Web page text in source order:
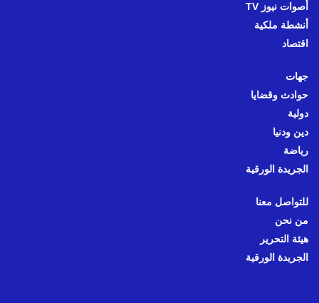
أصوات نيوز TV
أنشطة ملكية
اقتصاد
جهات
حوادث وقضايا
دولية
دين ودنيا
رياضة
الجريدة الورقية
للتواصل معنا
من نحن
هيئة التحرير
الجريدة الورقية